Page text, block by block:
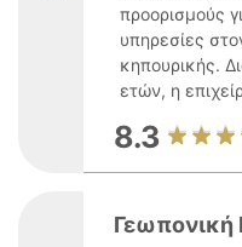
προορισμούς
υπηρεσίες
κηπουρικής.
ετών, η
8.3
Γεωπονική